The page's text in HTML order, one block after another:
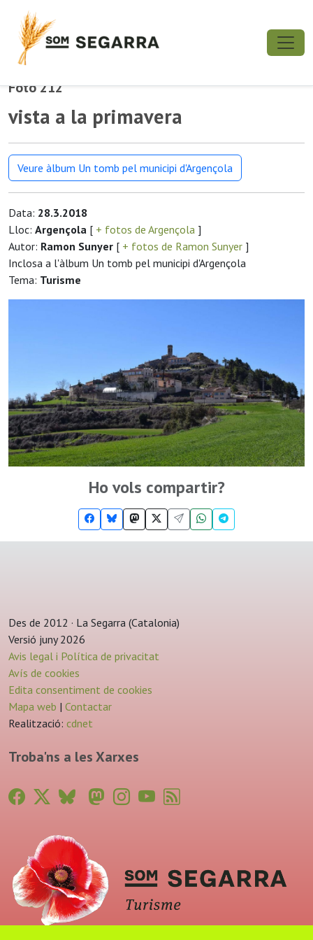
Foto 212
vista a la primavera
Veure àlbum Un tomb pel municipi d'Argençola
Data: 28.3.2018
Lloc: Argençola [ + fotos de Argençola ]
Autor: Ramon Sunyer [ + fotos de Ramon Sunyer ]
Inclosa a l'àlbum Un tomb pel municipi d'Argençola
Tema: Turisme
Ho vols compartir?
Des de 2012 · La Segarra (Catalonia)
Versió juny 2026
Avis legal i Política de privacitat
Avís de cookies
Edita consentiment de cookies
Mapa web | Contactar
Realització: cdnet
Troba'ns a les Xarxes